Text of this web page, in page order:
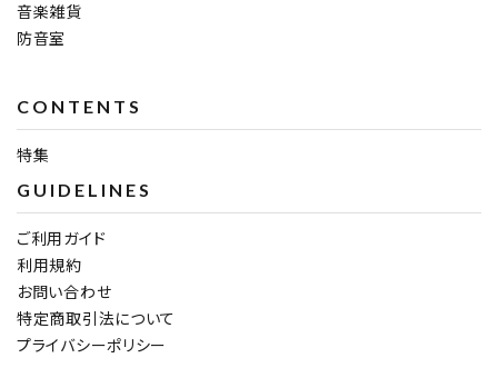
音楽雑貨
防音室
CONTENTS
特集
GUIDELINES
ご利用ガイド
利用規約
お問い合わせ
特定商取引法について
プライバシーポリシー